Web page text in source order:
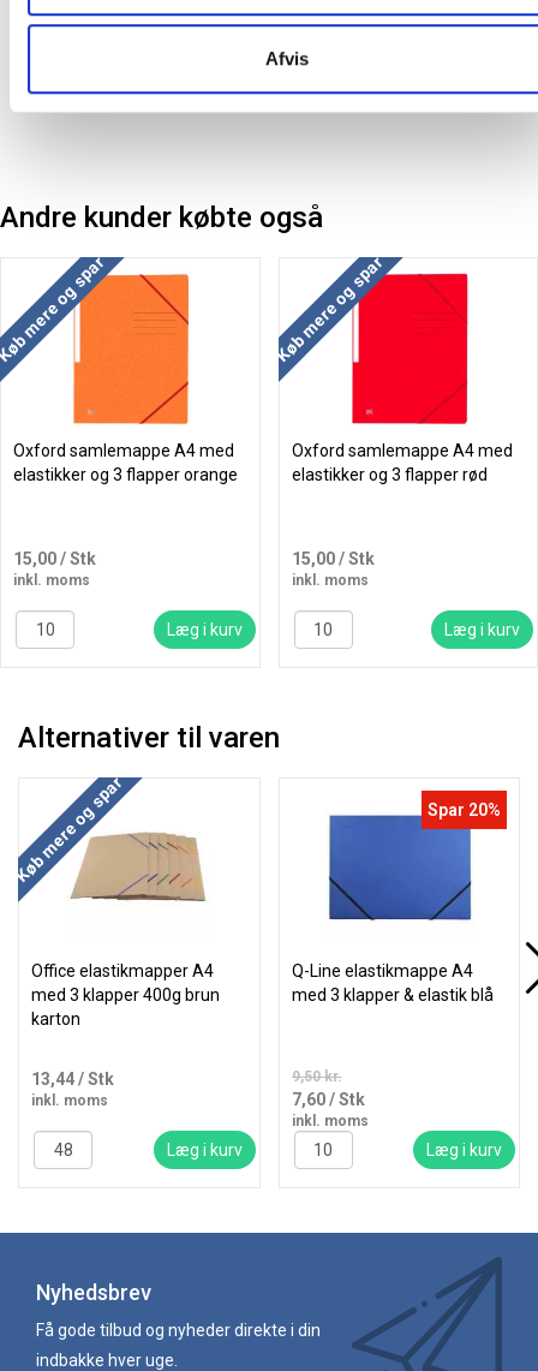
Afvis
Oprindelsesland: Frankrig
Andre kunder købte også
mere og spar
Oxford samlemappe A4 med
elastikker og 3 flapper orange
15,00/ Stk
inkl. moms
Læg i kurv
Køb mere og spar
Oxford samlemappe A4 med
elastikker og 3 flapper rød
15,00/ Stk
inkl. moms
Læg i kurv
Alternativer til varen
Køb mere og spar
Office elastikmapper A4
med 3 klapper 400g brun
karton
13,44/ Stk
inkl. moms
Læg i kurv
Spar 20%
Q-Line elastikmappe A4
med 3 klapper & elastik blå
9,50 kr.
7,60/ Stk
inkl. moms
Læg i kurv
Nyhedsbrev
Få gode tilbud og nyheder direkte i din
indbakke hver uge.